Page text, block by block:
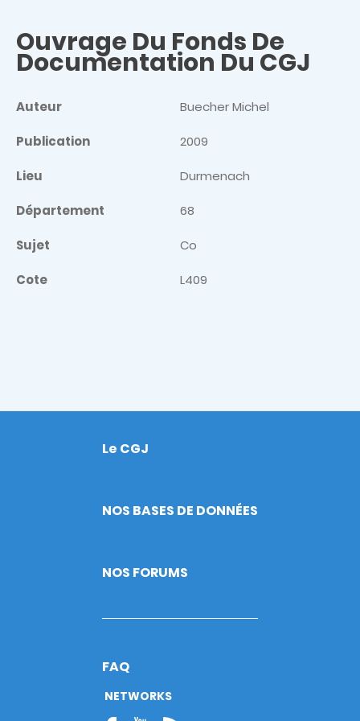
Ouvrage Du Fonds De
Documentation Du CGJ
Auteur Buecher Michel
Publication 2009
Lieu Durmenach
Département 68
Sujet Co
Cote L409
Footer
Le CGJ
NOS BASES DE DONNÉES
NOS FORUMS
FAQ
NETWORKS